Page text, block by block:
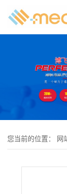
您当前的位置： 网